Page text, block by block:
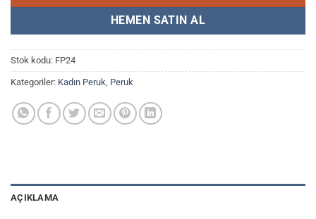
HEMEN SATIN AL
Stok kodu: FP24
Kategoriler: Kadın Peruk Peruk
AÇIKLAMA